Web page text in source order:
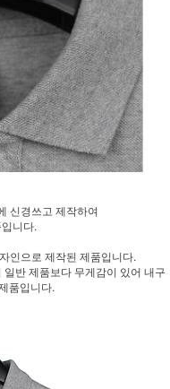
신경쓰고 제작하여
니다.
인으로 제작된 제품입니다.
반 제품보다 무게감이 있어 내구
품입니다.